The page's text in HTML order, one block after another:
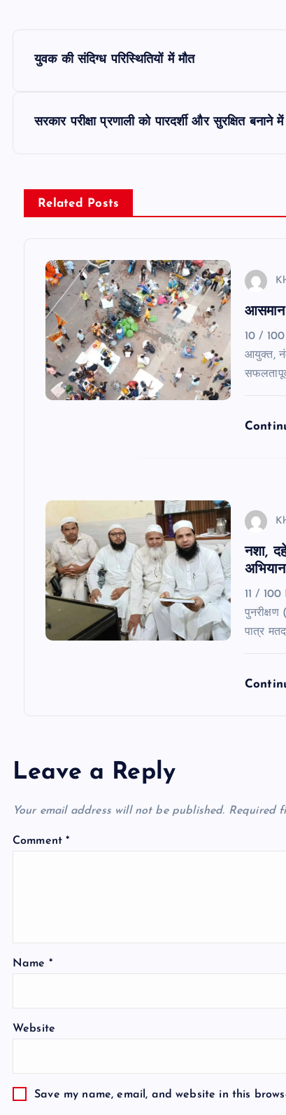
युवक की संदिग्ध परिस्थितियों में मौत
सरकार परीक्षा प्रणाली को पारदर्शी और सुरक्षित
Related Posts
आसमान
10 /
आयुक्त,
नशा,
अभियान
11 /
पात्र
Leave a Reply
Your email address will not be published. Required
Comment*
Name *
Website
Save my name, email, and website in this